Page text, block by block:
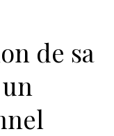
de sa